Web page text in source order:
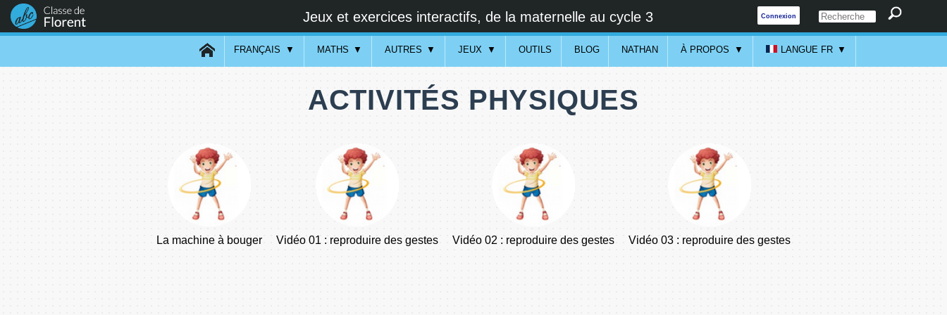
Jeux et exercices interactifs, de la maternelle au cycle 3 Connexion
FRANÇAIS MATHS AUTRES JEUX OUTILS BLOG NATHAN À PROPOS LANGUE FR
ACTIVITÉS PHYSIQUES
La machine à bouger Vidéo 01 : reproduire des gestes Vidéo 02 : reproduire des gestes Vidéo 03 : reproduire des gestes